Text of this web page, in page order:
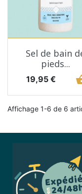
Sel de bain
pieds...
Prix
19,95 €
Affichage 1-6 de 6